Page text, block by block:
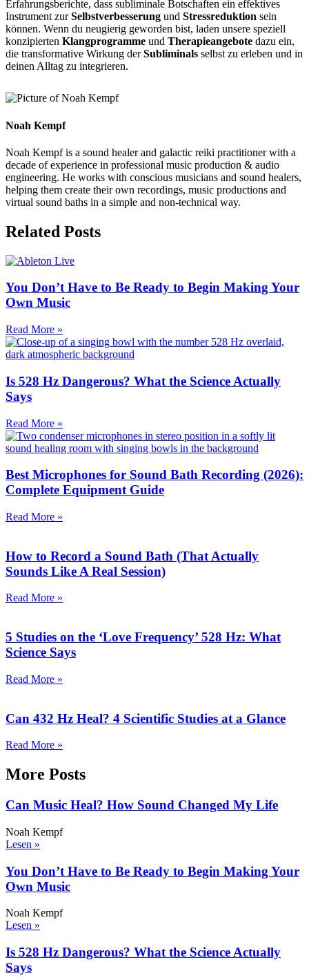
Erfahrungsberichte, dass subliminale Botschaften ein effektives
Instrument zurSelbstverbesserung und Stressreduktion sein
können. Wenn du neugierig geworden bist, laden unsere speziell
konzipierten Klangprogramme und Therapieangebote dazu ein,
die transformative Wirkung derSubliminals selbst zu erleben und in
deinen Alltag zu integrieren.
Noah Kempf
Noah Kempf is a sound healer and galactic reiki practitioner with a
decade of experience in professional music production & audio
engineering. He works with conscious musicians and sound healers,
helping them create their own recordings, music productions and
virtual sound baths in a simple and non-technical way.
Related Posts
You Don’t Have to Be Ready to Begin Making Your
Own Music
Read More »
Is 528 Hz Dangerous? What the Science Actually
Says
Read More »
Best Microphones for Sound Bath Recording (2026):
Complete Equipment Guide
Read More »
How to Record a Sound Bath (That Actually
Sounds Like A Real Session)
Read More »
5 Studies on the ‘Love Frequency’ 528 Hz: What
Science Says
Read More »
Can 432 Hz Heal? 4 Scientific Studies at a Glance
Read More »
More Posts
Can Music Heal? How Sound Changed My Life
Noah Kempf
Lesen »
You Don’t Have to Be Ready to Begin Making Your
Own Music
Noah Kempf
Lesen »
Is 528 Hz Dangerous? What the Science Actually
Says